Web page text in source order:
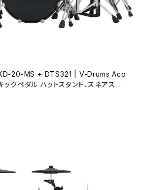
ペダル ハットスタンド、スネアスタ